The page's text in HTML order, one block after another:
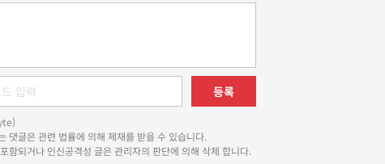
등록
댓글은 관련 법률에 의해 제재를 받을 수 있습니다.
함되거나 인신공격성 글은 관리자의 판단에 의해 삭제 합니다.